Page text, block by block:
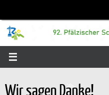
springen
Wir sagen Danke!